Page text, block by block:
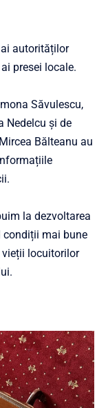
autorităților
presei locale.
Săvulescu,
Nedelcu și de
Bălteanu au
la dezvoltarea
mai bune
locuitorilor